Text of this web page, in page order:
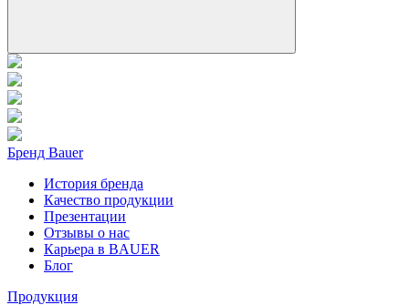
Бренд Bauer
История бренда
Качество продукции
Презентации
Отзывы о нас
Карьера в BAUER
Блог
Продукция